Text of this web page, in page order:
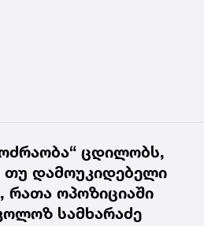
ცდილობს,
თუ დამოუკიდებელი
რათა ოპოზიციაში
სამხარაძე